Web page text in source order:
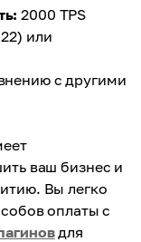
2000 TPS
или
с другими
ваш бизнес и
Вы легко
оплаты с
для